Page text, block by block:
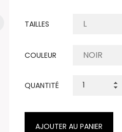
TAILLES
COULEUR
QUANTITÉ
AJOUTER AU PANIER